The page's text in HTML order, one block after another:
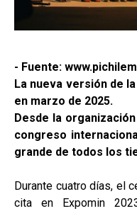
- Fuente:
La nueva versión de
en marzo de 2025.
Desde la
congreso
grande de todos los
Durante cuatro días, el
cita en Expomin